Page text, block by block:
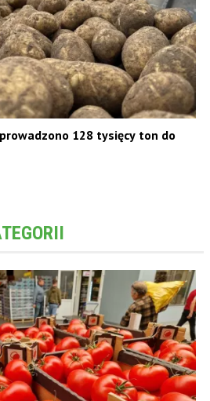
128 tysięcy ton do